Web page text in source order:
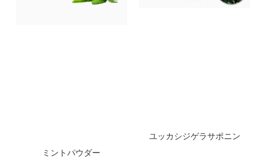
ミントパウダー
ユッカシジゲラサポニン